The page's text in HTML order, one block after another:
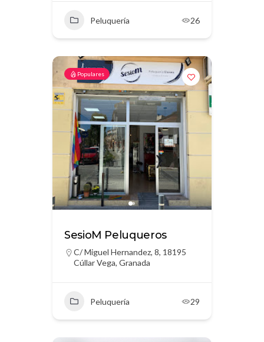
Peluquería 26
Populares
SesioM Peluqueros
C/ Miguel Hernandez, 8, 18195
Cúllar Vega, Granada
Peluquería 29